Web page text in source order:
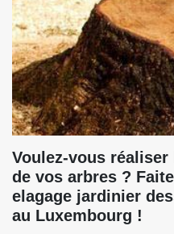
Voulez-vous
de vos arbres ?
elagage jardinier
au Luxembourg !